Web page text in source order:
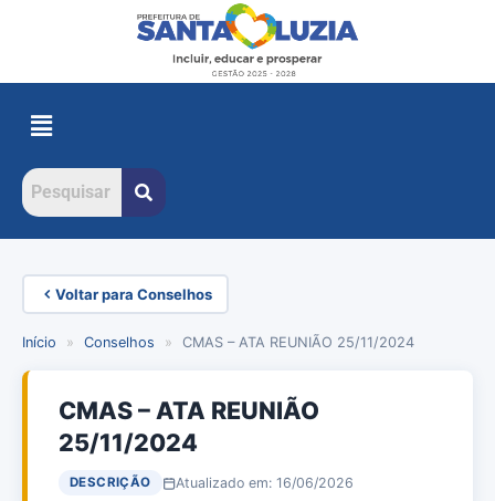
Voltar para Conselhos
Início » Conselhos » CMAS – ATA REUNIÃO 25/11/2024
CMAS – ATA REUNIÃO
25/11/2024
DESCRIÇÃO Atualizado em: 16/06/2026